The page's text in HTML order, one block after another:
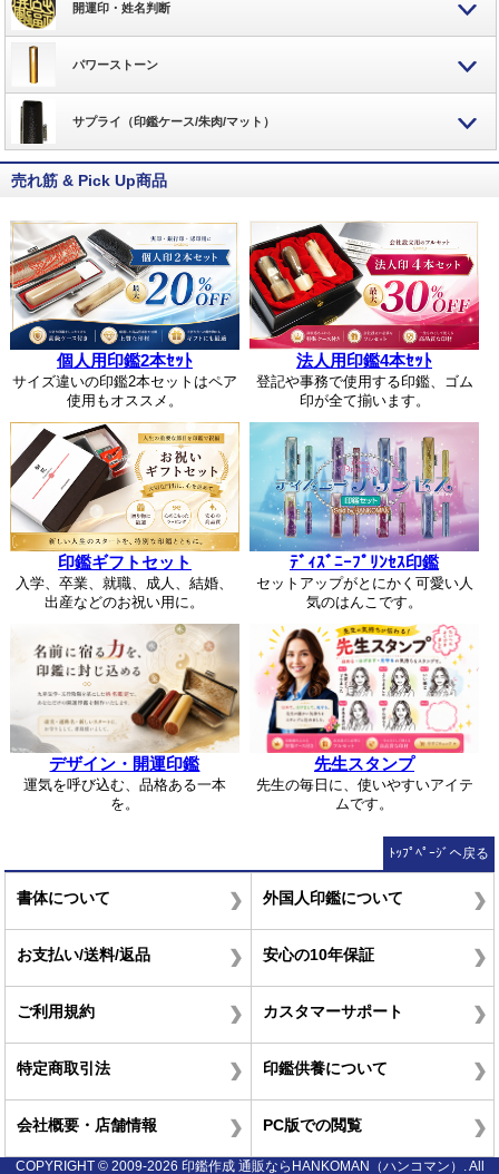
開運印・姓名判断
パワーストーン
サプライ（印鑑ケース/朱肉/マット）
売れ筋 & Pick Up商品
個人用印鑑2本ｾｯﾄ
サイズ違いの印鑑2本セットはペア
使用もオススメ。
法人用印鑑4本ｾｯﾄ
登記や事務で使用する印鑑、ゴム
印が全て揃います。
印鑑ギフトセット
入学、卒業、就職、成人、結婚、
出産などのお祝い用に。
ﾃﾞｨｽﾞﾆｰﾌﾟﾘﾝｾｽ印鑑
セットアップがとにかく可愛い人
気のはんこです。
デザイン・開運印鑑
運気を呼び込む、品格ある一本
を。
先生スタンプ
先生の毎日に、使いやすいアイテ
ムです。
ﾄｯﾌﾟﾍﾟｰｼﾞへ戻る
書体について 外国人印鑑について
お支払い/送料/返品 安心の10年保証
ご利用規約 カスタマーサポート
特定商取引法 印鑑供養について
会社概要・店舗情報 PC版での閲覧
COPYRIGHT © 2009-2026 印鑑作成 通販ならHANKOMAN（ハンコマン）. All